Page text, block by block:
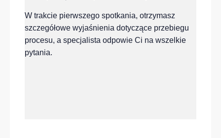
W trakcie pierwszego spotkania, otrzymasz
szczegółowe wyjaśnienia dotyczące przebiegu
procesu, a specjalista odpowie Ci na wszelkie
pytania.